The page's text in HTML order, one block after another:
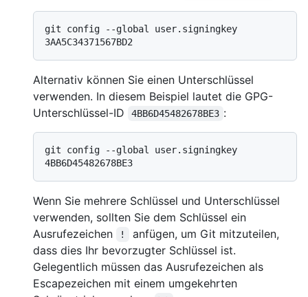
git config --global user.signingkey
Alternativ können Sie einen Unterschlüssel
verwenden. In diesem Beispiel lautet die GPG-
Unterschlüssel-ID
4BB6D45482678BE3 :
git config --global user.signingkey
Wenn Sie mehrere Schlüssel und Unterschlüssel
verwenden, sollten Sie dem Schlüssel ein
Ausrufezeichen
!
anfügen, um Git mitzuteilen,
dass dies Ihr bevorzugter Schlüssel ist.
Gelegentlich müssen das Ausrufezeichen als
Escapezeichen mit einem umgekehrten